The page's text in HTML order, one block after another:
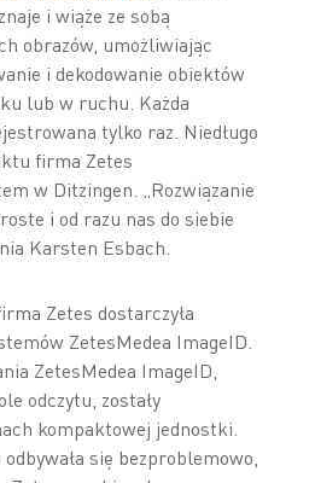
i wiąże ze sobą
obrazów, umożliwiając
i dekodowanie obiektów
lub w ruchu. Każda
tylko raz. Niedługo
firma Zetes
w Ditzingen. „Rozwiązanie
i od razu nas do siebie
Karsten Esbach.
Zetes dostarczyła
ZetesMedea ImageID.
ZetesMedea ImageID,
odczytu, zostały
kompaktowej jednostki.
się bezproblemowo,